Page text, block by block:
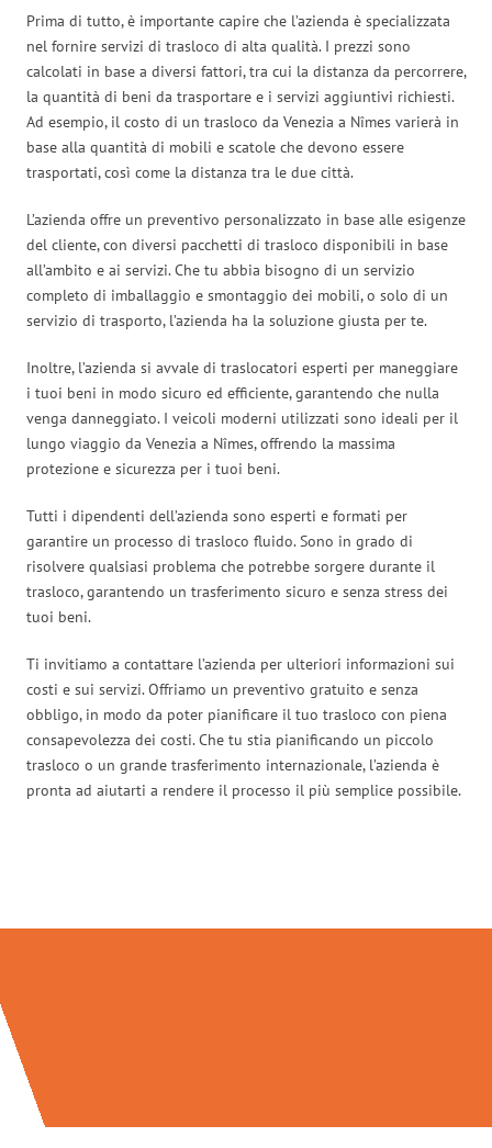
Prima di tutto, è importante capire che l’azienda è specializzata
nel fornire servizi di trasloco di alta qualità. I prezzi sono
calcolati in base a diversi fattori, tra cui la distanza da percorrere,
la quantità di beni da trasportare e i servizi aggiuntivi richiesti.
Ad esempio, il costo di un trasloco da Venezia a Nîmes varierà in
base alla quantità di mobili e scatole che devono essere
trasportati, così come la distanza tra le due città.
L’azienda offre un preventivo personalizzato in base alle esigenze
del cliente, con diversi pacchetti di trasloco disponibili in base
all’ambito e ai servizi. Che tu abbia bisogno di un servizio
completo di imballaggio e smontaggio dei mobili, o solo di un
servizio di trasporto, l’azienda ha la soluzione giusta per te.
Inoltre, l’azienda si avvale di traslocatori esperti per maneggiare
i tuoi beni in modo sicuro ed efficiente, garantendo che nulla
venga danneggiato. I veicoli moderni utilizzati sono ideali per il
lungo viaggio da Venezia a Nîmes, offrendo la massima
protezione e sicurezza per i tuoi beni.
Tutti i dipendenti dell’azienda sono esperti e formati per
garantire un processo di trasloco fluido. Sono in grado di
risolvere qualsiasi problema che potrebbe sorgere durante il
trasloco, garantendo un trasferimento sicuro e senza stress dei
tuoi beni.
Ti invitiamo a contattare l’azienda per ulteriori informazioni sui
costi e sui servizi. Offriamo un preventivo gratuito e senza
obbligo, in modo da poter pianificare il tuo trasloco con piena
consapevolezza dei costi. Che tu stia pianificando un piccolo
trasloco o un grande trasferimento internazionale, l’azienda è
pronta ad aiutarti a rendere il processo il più semplice possibile.